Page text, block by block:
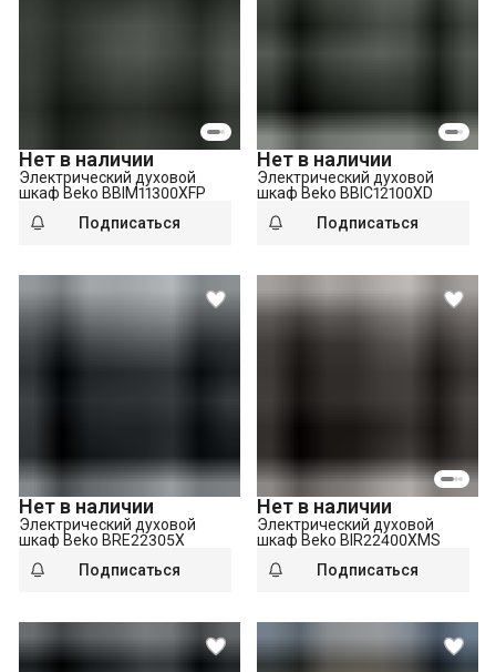
Нет в наличии
Электрический духовой
шкаф Beko BBIM11300XFP
Подписаться
Нет в наличии
Электрический духовой
шкаф Beko BBIC12100XD
Подписаться
Нет в наличии
Электрический духовой
шкаф Beko BRE22305X
Подписаться
Нет в наличии
Электрический духовой
шкаф Beko BIR22400XMS
Подписаться